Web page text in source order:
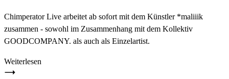
Chimperator Live arbeitet ab sofort mit dem Künstler *maliiik
zusammen - sowohl im Zusammenhang mit dem Kollektiv
GOODCOMPANY. als auch als Einzelartist.
Weiterlesen